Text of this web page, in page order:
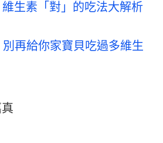
生素「對」的吃法大解析
再給你家寶貝吃過多維生